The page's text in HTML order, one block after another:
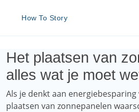
How To Story
Het plaatsen van
alles wat je moet
Als je denkt aan
plaatsen van zonnepanelen